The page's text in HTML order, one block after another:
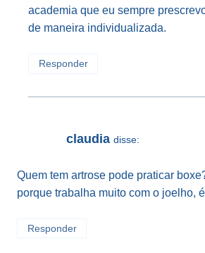
academia que eu sempre
de maneira individualizada.
Responder
claudia disse:
Quem tem artrose pode praticar
porque trabalha muito com o joelho,
Responder